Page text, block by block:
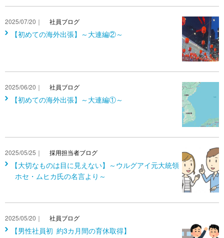
2025/07/20｜ 社員ブログ
【初めての海外出張】～大連編②～
2025/06/20｜ 社員ブログ
【初めての海外出張】～大連編①～
2025/05/25｜ 採用担当者ブログ
【大切なものは目に見えない】～ウルグアイ元大統領
ホセ・ムヒカ氏の名言より～
2025/05/20｜ 社員ブログ
【男性社員初 約3カ月間の育休取得】